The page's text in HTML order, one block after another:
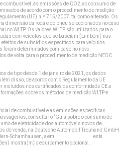
combustível, às emissões de CO2, ao consumo de
de acordo com o procedimento de medição
(UE) n.º 715/2007, tal como alterado. Os
dimensão da roda e do pneu seleccionados no caso
no WLTP. Os valores WLTP são utilizados para o
com veículos que se baseiam (também) nas
de subsídios específicos para veículos.
foram determinados com base no novo
de volta para o procedimento de medição NEDC
de tipo desde 1 de janeiro de 2021, os dados
disso, de acordo com o Regulamento da UE
incluídos nos certificados de conformidade CE a
sobre os métodos de medição WLTP e
de combustível e as emissões específicas
consultar o "Guia sobre o consumo de
de eletricidade dos automóveis novos de
de venda, na Deutsche Automobil Treuhand GmbH
Schamhausen, e em
está
mostra(m) o equipamento opcional.